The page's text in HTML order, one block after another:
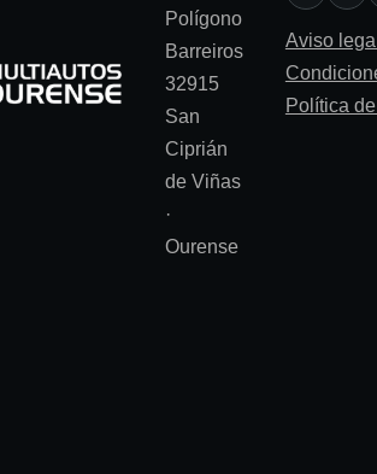
Polígono
Barreiros
32915
San
Ciprián
de Viñas
·
Ourense
Aviso
Política